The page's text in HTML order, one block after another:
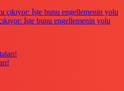
İşte bunu engellemenin yolu